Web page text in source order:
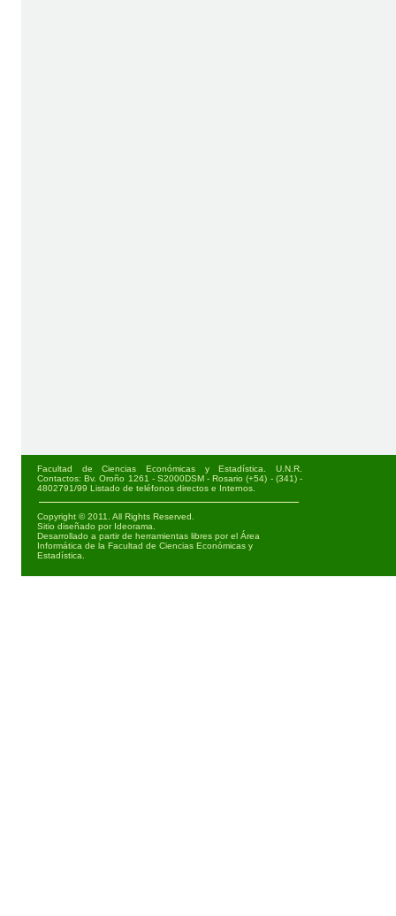
Facultad de Ciencias Económicas y Estadística. U.N.R.
Contactos: Bv. Oroño 1261 - S2000DSM - Rosario (+54) - (341) -
4802791/99 Listado de teléfonos directos e Internos
Copyright © 2011. All Rights Reserved.
Sitio diseñado por Ideorama
Desarrollado a partir de herramientas libres por el Área
Informática de la Facultad de Ciencias Económicas y
Estadística.